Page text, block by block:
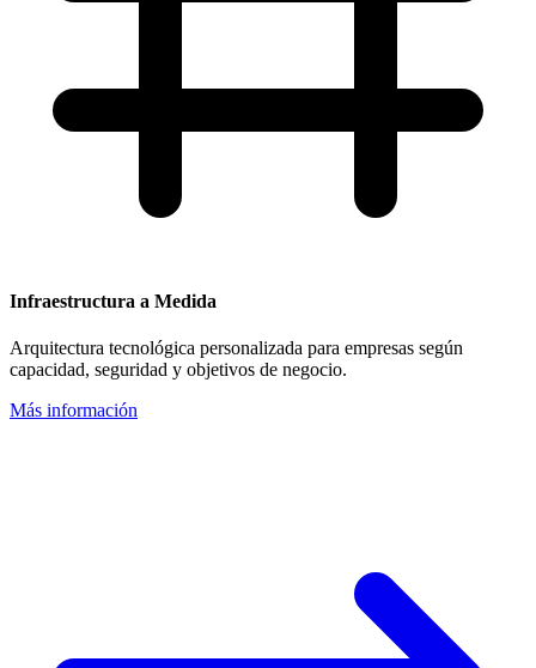
Infraestructura a Medida
Arquitectura tecnológica personalizada para empresas según
capacidad, seguridad y objetivos de negocio.
Más información